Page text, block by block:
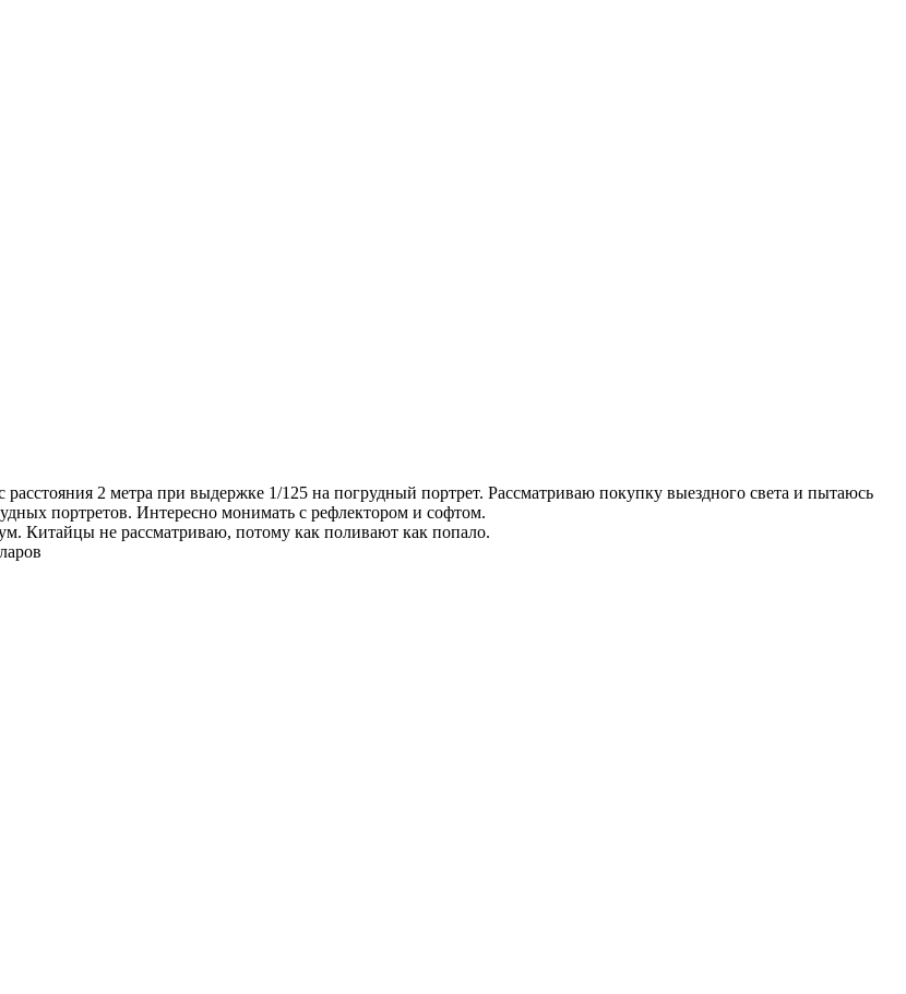
2 метра при выдержке 1/125 на погрудный портрет. Рассматриваю покупку выездного света и пытаюсь
портретов. Интересно монимать с рефлектором и софтом.
Китайцы не рассматриваю, потому как поливают как попало.